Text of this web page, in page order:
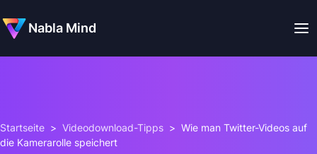
Nabla Mind
Startseite > Videodownload-Tipps > Wie man Twitter-Videos auf
die Kamerarolle speichert